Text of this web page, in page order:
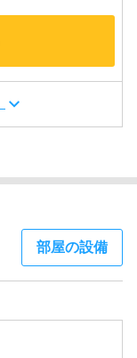
部屋の設備